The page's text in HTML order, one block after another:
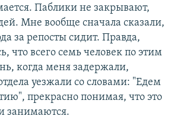
Паблики не закрывают,
Мне вообще сначала сказали,
за репосты сидит. Правда,
что всего семь человек по этим
когда меня задержали,
уезжали со словами: "Едем
прекрасно понимая, что это
занимаются.